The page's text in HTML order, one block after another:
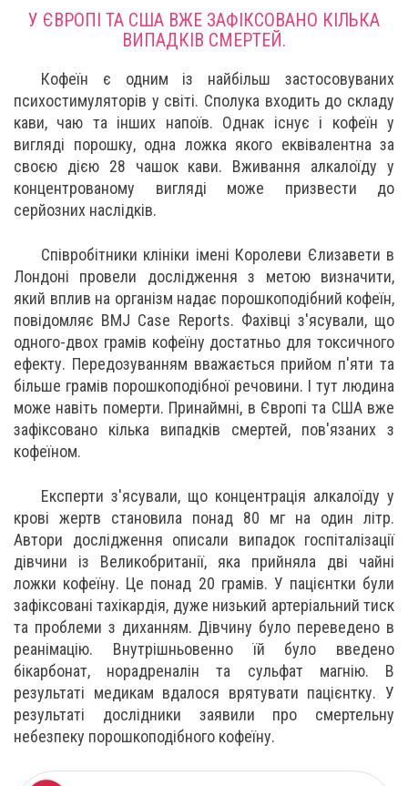
У ЄВРОПІ ТА США ВЖЕ ЗАФІКСОВАНО КІЛЬКА
ВИПАДКІВ СМЕРТЕЙ.
Кофеїн є одним із найбільш застосовуваних
психостимуляторів у світі. Сполука входить до складу
кави, чаю та інших напоїв. Однак існує і кофеїн у
вигляді порошку, одна ложка якого еквівалентна за
своєю дією 28 чашок кави. Вживання алкалоїду у
концентрованому вигляді може призвести до
серйозних наслідків.
Співробітники клініки імені Королеви Єлизавети в
Лондоні провели дослідження з метою визначити,
який вплив на організм надає порошкоподібний кофеїн,
повідомляє BMJ Case Reports. Фахівці з'ясували, що
одного-двох грамів кофеїну достатньо для токсичного
ефекту. Передозуванням вважається прийом п'яти та
більше грамів порошкоподібної речовини. І тут людина
може навіть померти. Принаймні, в Європі та США вже
зафіксовано кілька випадків смертей, пов'язаних з
кофеїном.
Експерти з'ясували, що концентрація алкалоїду у
крові жертв становила понад 80 мг на один літр.
Автори дослідження описали випадок госпіталізації
дівчини із Великобританії, яка прийняла дві чайні
ложки кофеїну. Це понад 20 грамів. У пацієнтки були
зафіксовані тахікардія, дуже низький артеріальний тиск
та проблеми з диханням. Дівчину було переведено в
реанімацію. Внутрішньовенно їй було введено
бікарбонат, норадреналін та сульфат магнію. В
результаті медикам вдалося врятувати пацієнтку. У
результаті дослідники заявили про смертельну
небезпеку порошкоподібного кофеїну.